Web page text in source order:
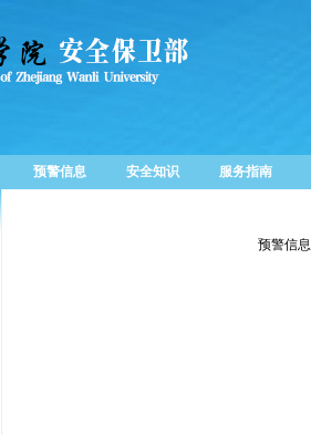
预警信息 安全知识 服务指南
预警信息